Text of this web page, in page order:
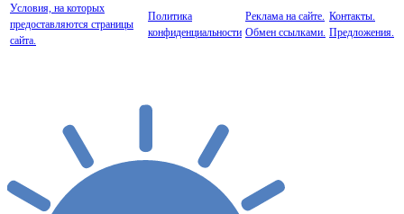
Условия, на которых
предоставляются страницы
сайта.
Политика
конфиденциальности
Реклама на сайте.
Обмен ссылками.
Контакты.
Предложения.